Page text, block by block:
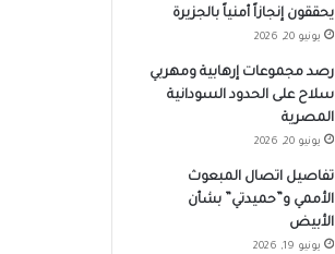
يحققون إنجازاً أمنياً بالجزيرة
يونيو 20, 2026
رصد مجموعات إرهابية ومهربي
سلاح على الحدود السودانية
المصرية
يونيو 20, 2026
تفاصيل اتصال المبعوث
الأممي و”حميدتي” بشأن
الأبيض
يونيو 19, 2026